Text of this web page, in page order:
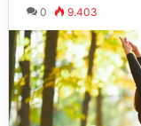
0 9.403